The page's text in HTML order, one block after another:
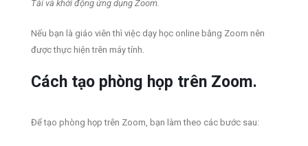
Tải và khởi động ứng dụng Zoom.
Nếu bạn là giáo viên thì việc dạy học online bằng Zoom nên
được thực hiện trên máy tính.
Cách tạo phòng họp trên Zoom.
Để tạo phòng họp trên Zoom, bạn làm theo các bước sau: